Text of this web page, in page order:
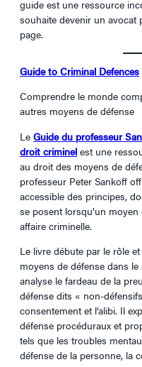
guide est une ressource
souhaite devenir un avocat
page.
Guide to Criminal Defences
Comprendre le monde
autres moyens de défense
Le Guide du professeur
droit criminel est une
au droit des moyens de
professeur Peter Sankoff
accessible des principes,
se posent lorsqu’un
affaire criminelle.
Le livre débute par le rôle
moyens de défense dans
analyse le fardeau de la
défense dits « non-
consentement et l’alibi. Il
défense procéduraux et
tels que les troubles
défense de la personne, la